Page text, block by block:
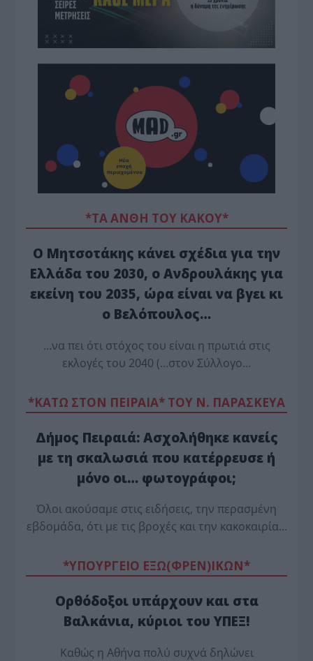
*ΤΑ ΆΝΘΗ ΤΟΥ ΚΑΚΟΎ*
Ο Μητσοτάκης κάνει σχέδια για την
Ελλάδα του 2030, ο Ανδρουλάκης για
εκείνη του 2035, ώρα είναι να βγει κι
ο Βελόπουλος…
…να πει ότι στόχος του είναι η πρωτιά στις
εκλογές του 2040 (…στον Σύλλογο…
*ΚΑΤΩ ΣΤΟΝ ΠΕΙΡΑΙΑ* ΤΟΥ Ν. ΠΑΡΑΣΚΕΥΑ
Δήμος Πειραιά: Ασχολήθηκε κανείς
με τη σκαλωσιά που κατέρρευσε ή
μόνο οι… φωτογράφοι;
Όλοι ακούσαμε στις ειδήσεις, την περασμένη
εβδομάδα, ότι με τις βροχές και την κακοκαιρία…
*ΥΠΟΥΡΓΕΙΟ ΕΞΩ(ΦΡΕΝ)ΙΚΩΝ*
Ορθόδοξοι υπάρχουν και στα
Βαλκάνια, κύριοι του ΥΠΕΞ!
Καθώς η Αθήνα πολύ συχνά δηλώνει